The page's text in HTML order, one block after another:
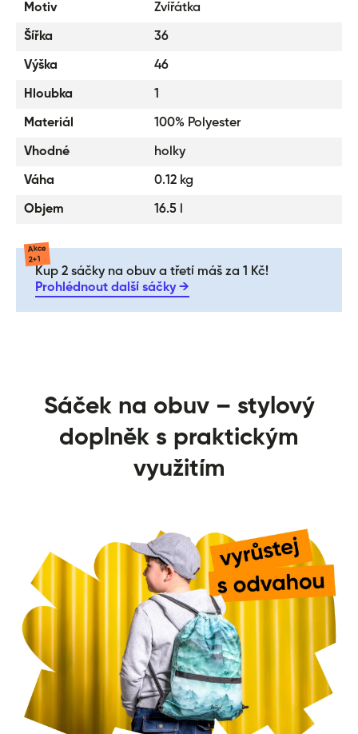
Motiv Zvířátka
Šířka 36
Výška 46
Hloubka 1
Materiál 100% Polyester
Vhodné holky
Váha 0.12 kg
Objem 16.5 l
Kup 2 sáčky na obuv a třetí máš za 1 Kč!
Prohlédnout další sáčky →
Akce
2+1
Sáček na obuv – stylový
doplněk s praktickým
využitím